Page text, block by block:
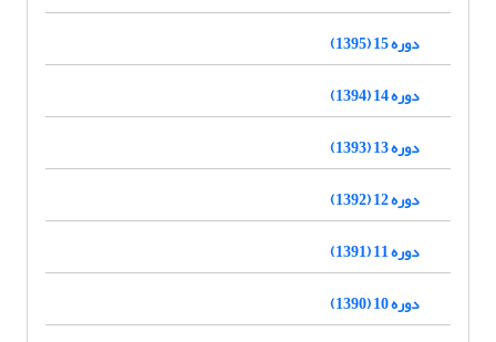
دوره 15 (1395)
دوره 14 (1394)
دوره 13 (1393)
دوره 12 (1392)
دوره 11 (1391)
دوره 10 (1390)